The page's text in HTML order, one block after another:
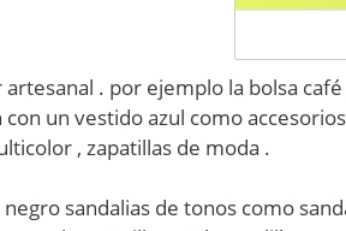
. por ejemplo la bolsa
un vestido azul como
, zapatillas de moda .
sandalias de tonos como